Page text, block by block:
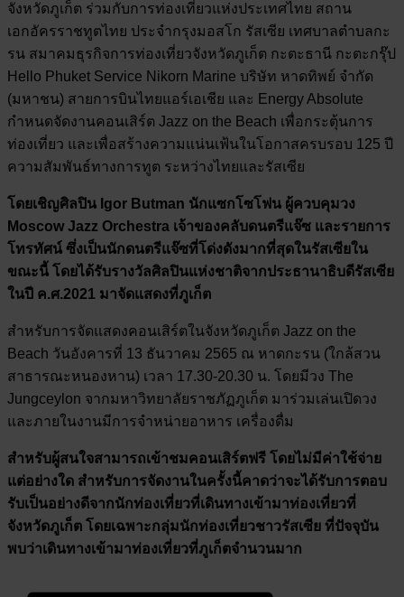
จังหวัดภูเก็ต ร่วมกับการท่องเที่ยวแห่งประเทศไทย สถาน
เอกอัครราชทูตไทย ประจำกรุงมอสโก รัสเซีย เทศบาลตำบลกะ
รน สมาคมธุรกิจการท่องเที่ยวจังหวัดภูเก็ต กะตะธานี กะตะกรุ๊ป
Hello Phuket Service Nikorn Marine บริษัท หาดทิพย์ จำกัด
(มหาชน) สายการบินไทยแอร์เอเชีย และ Energy Absolute
กำหนดจัดงานคอนเสิร์ต Jazz on the Beach เพื่อกระตุ้นการ
ท่องเที่ยว และเพื่อสร้างความแน่นเฟ้นในโอกาสครบรอบ 125 ปี
ความสัมพันธ์ทางการทูต ระหว่างไทยและรัสเซีย
โดยเชิญศิลปิน Igor Butman นักแซกโซโฟน ผู้ควบคุมวง
Moscow Jazz Orchestra เจ้าของคลับดนตรีแจ๊ซ และรายการ
โทรทัศน์ ซึ่งเป็นนักดนตรีแจ๊ซที่โด่งดังมากที่สุดในรัสเซียใน
ขณะนี้ โดยได้รับรางวัลศิลปินแห่งชาติจากประธานาธิบดีรัสเซีย
ในปี ค.ศ.2021 มาจัดแสดงที่ภูเก็ต
สำหรับการจัดแสดงคอนเสิร์ตในจังหวัดภูเก็ต Jazz on the
Beach วันอังคารที่ 13 ธันวาคม 2565 ณ หาดกะรน (ใกล้สวน
สาธารณะหนองหาน) เวลา 17.30-20.30 น. โดยมีวง The
Jungceylon จากมหาวิทยาลัยราชภัฏภูเก็ต มาร่วมเล่นเปิดวง
และภายในงานมีการจำหน่ายอาหาร เครื่องดื่ม
สำหรับผู้สนใจสามารถเข้าชมคอนเสิร์ตฟรี โดยไม่มีค่าใช้จ่าย
แต่อย่างใด สำหรับการจัดงานในครั้งนี้คาดว่าจะได้รับการตอบ
รับเป็นอย่างดีจากนักท่องเที่ยวที่เดินทางเข้ามาท่องเที่ยวที่
จังหวัดภูเก็ต โดยเฉพาะกลุ่มนักท่องเที่ยวชาวรัสเซีย ที่ปัจจุบัน
พบว่าเดินทางเข้ามาท่องเที่ยวที่ภูเก็ตจำนวนมาก